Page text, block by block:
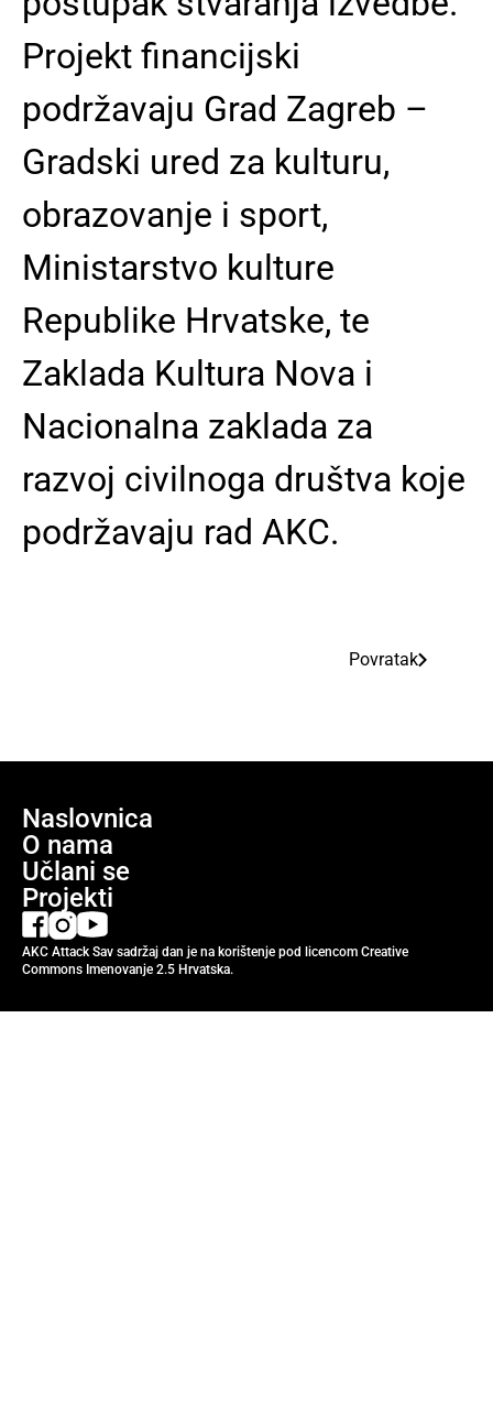
Projekt financijski
podržavaju Grad Zagreb –
Gradski ured za kulturu,
obrazovanje i sport,
Ministarstvo kulture
Republike Hrvatske, te
Zaklada Kultura Nova i
Nacionalna zaklada za
razvoj civilnoga društva koje
podržavaju rad AKC.
Povratak
Naslovnica
O nama
Učlani se
Projekti
AKC Attack Sav sadržaj dan je na korištenje pod licencom Creative
Commons Imenovanje 2.5 Hrvatska.